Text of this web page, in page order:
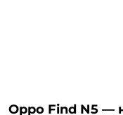
Oppo Find N5 —